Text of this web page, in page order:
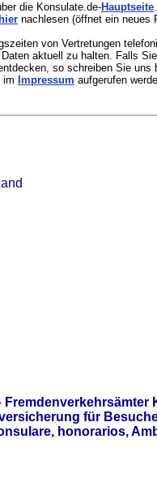
die Konsulate.de-Hauptseite
hier nachlesen (öffnet ein neues
von Vertretungen
aktuell zu halten. Falls
so schreiben Sie uns
im Impressum aufgerufen
Fremdenverkehrsämter
für
honorarios,